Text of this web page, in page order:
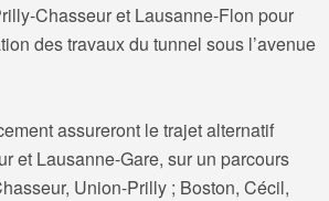
Chasseur et Lausanne-Flon pour
des travaux du tunnel sous l’avenue
assureront le trajet alternatif
et Lausanne-Gare, sur un parcours
Union-Prilly ; Boston, Cécil,